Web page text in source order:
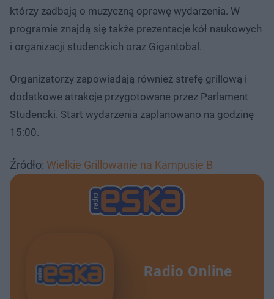
którzy zadbają o muzyczną oprawę wydarzenia. W
programie znajdą się także prezentacje kół naukowych
i organizacji studenckich oraz Gigantobal.
Organizatorzy zapowiadają również strefę grillową i
dodatkowe atrakcje przygotowane przez Parlament
Studencki. Start wydarzenia zaplanowano na godzinę
15:00.
Źródło: Wielkie Grillowanie na Kampusie B
Radio Online